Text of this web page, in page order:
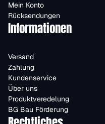
Mein Konto
Rücksendungen
Informationen
Versand
Zahlung
Kundenservice
Über uns
Produktveredelung
BG Bau Förderung